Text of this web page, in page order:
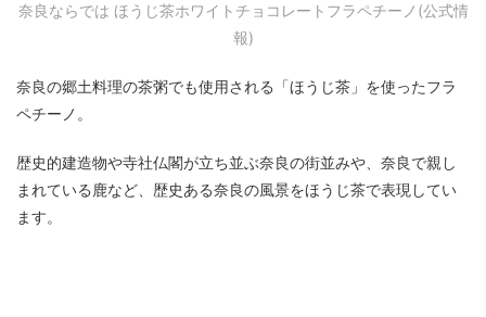
奈良ならでは ほうじ茶ホワイトチョコレートフラペチーノ(公式情
報)
奈良の郷土料理の茶粥でも使用される「ほうじ茶」を使ったフラ
ペチーノ。
歴史的建造物や寺社仏閣が立ち並ぶ奈良の街並みや、奈良で親し
まれている鹿など、歴史ある奈良の風景をほうじ茶で表現してい
ます。